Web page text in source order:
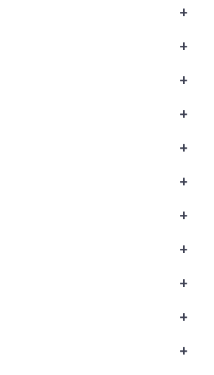
+
+
+
+
+
+
+
+
+
+
+